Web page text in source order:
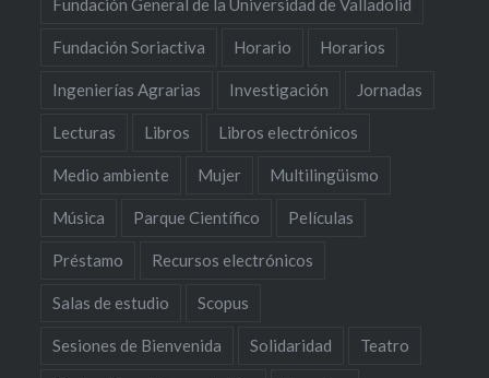
Fundación Soriactiva Horario Horarios
Ingenierías Agrarias Investigación Jornadas
Lecturas Libros Libros electrónicos
Medio ambiente Mujer Multilingüismo
Música Parque Científico Películas
Préstamo Recursos electrónicos
Salas de estudio Scopus
Sesiones de Bienvenida Solidaridad Teatro